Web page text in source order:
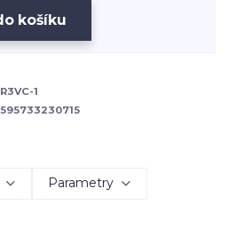
košíku
1
Parametry